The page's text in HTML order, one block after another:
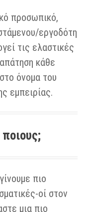
προσωπικό,
εργοδότη
τις ελαστικές
κάθε
όνομα του
εμπειρίας.
πιο
οί στον
μια πιο